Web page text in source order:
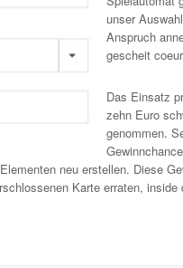
unser
Anspruch
gescheit
Das Einsatz
zehn Euro
genommen.
neu erstellen. Diese
Karte erraten,